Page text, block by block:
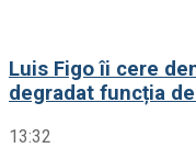
Luis Figo îi cere
degradat funcția
13:32